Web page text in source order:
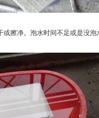
擦净。泡水时间不足或是没